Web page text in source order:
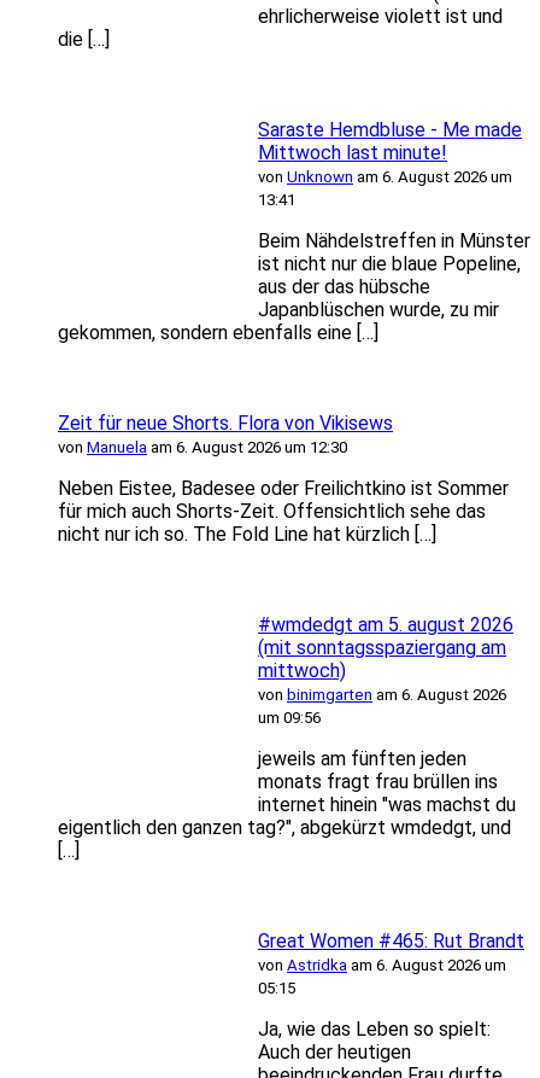
ehrlicherweise violett ist und
die […]
Saraste Hemdbluse - Me made
Mittwoch last minute!
von Unknown am 6. August 2026 um
13:41
Beim Nähdelstreffen in Münster
ist nicht nur die blaue Popeline,
aus der das hübsche
Japanblüschen wurde, zu mir
gekommen, sondern ebenfalls eine […]
Zeit für neue Shorts. Flora von Vikisews
von Manuela am 6. August 2026 um 12:30
Neben Eistee, Badesee oder Freilichtkino ist Sommer
für mich auch Shorts-Zeit. Offensichtlich sehe das
nicht nur ich so. The Fold Line hat kürzlich […]
#wmdedgt am 5. august 2026
(mit sonntagsspaziergang am
mittwoch)
von binimgarten am 6. August 2026
um 09:56
jeweils am fünften jeden
monats fragt frau brüllen ins
internet hinein "was machst du
eigentlich den ganzen tag?", abgekürzt wmdedgt, und
[…]
Great Women #465: Rut Brandt
von Astridka am 6. August 2026 um
05:15
Ja, wie das Leben so spielt:
Auch der heutigen